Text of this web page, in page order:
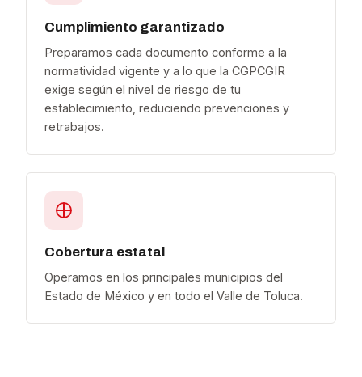
Cumplimiento garantizado
Preparamos cada documento conforme a la
normatividad vigente y a lo que la CGPCGIR
exige según el nivel de riesgo de tu
establecimiento, reduciendo prevenciones y
retrabajos.
Cobertura estatal
Operamos en los principales municipios del
Estado de México y en todo el Valle de Toluca.